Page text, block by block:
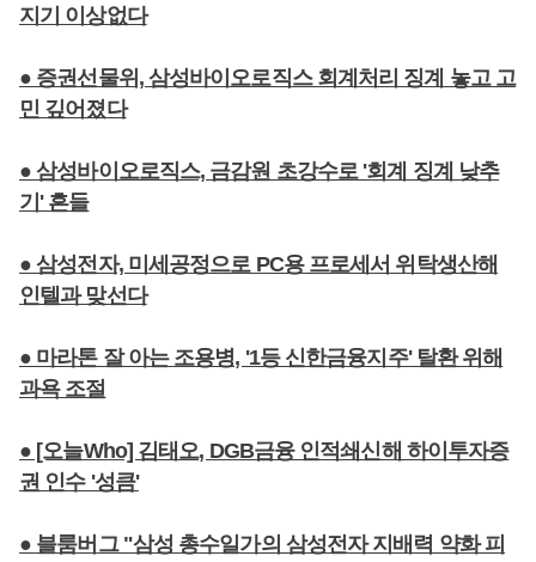
지기 이상없다
● 증권선물위, 삼성바이오로직스 회계처리 징계 놓고 고
민 깊어졌다
● 삼성바이오로직스, 금감원 초강수로 '회계 징계 낮추
기' 흔들
● 삼성전자, 미세공정으로 PC용 프로세서 위탁생산해
인텔과 맞선다
● 마라톤 잘 아는 조용병, '1등 신한금융지주' 탈환 위해
과욕 조절
● [오늘Who] 김태오, DGB금융 인적쇄신해 하이투자증
권 인수 '성큼'
● 블룸버그 "삼성 총수일가의 삼성전자 지배력 약화 피